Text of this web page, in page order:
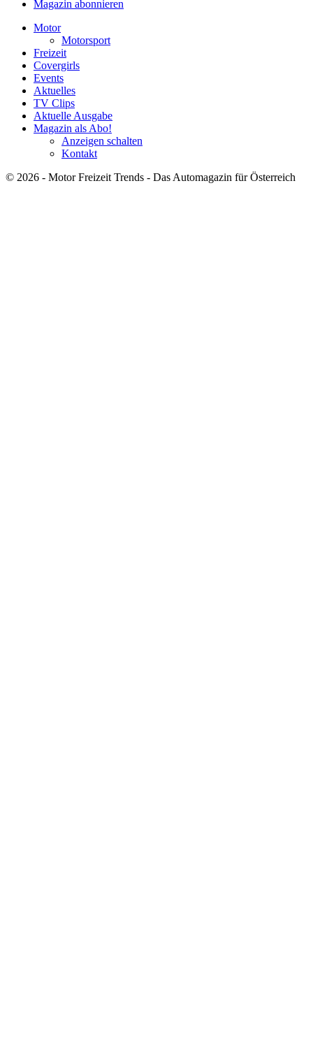
Magazin abonnieren
Motor
Motorsport
Freizeit
Covergirls
Events
Aktuelles
TV Clips
Aktuelle Ausgabe
Magazin als Abo!
Anzeigen schalten
Kontakt
© 2026 - Motor Freizeit Trends - Das Automagazin für Österreich